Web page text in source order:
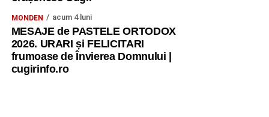
MONDEN acum 4 luni
MESAJE de PASTELE ORTODOX
2026. URARI și FELICITARI
frumoase de Învierea Domnului |
cugirinfo.ro